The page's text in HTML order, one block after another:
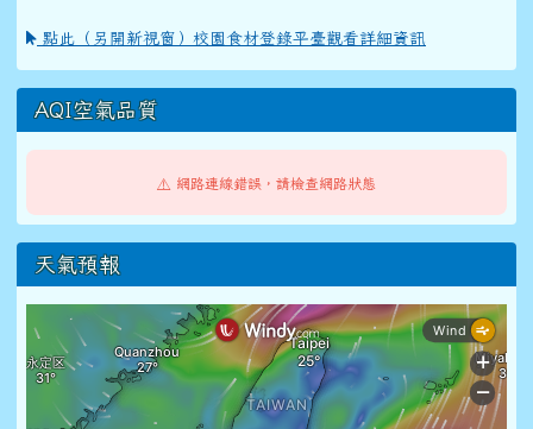
點此（另開新視窗）校園食材登錄平臺觀看詳細資訊
AQI空氣品質
⚠️ 網路連線錯誤，請檢查網路狀態
天氣預報